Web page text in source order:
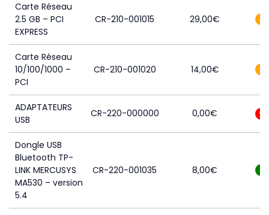
Carte Réseau
2.5 GB – PCI
EXPRESS
CR-210-001015 29,00€ 3
Carte Réseau
10/100/1000 –
PCI
CR-210-001020 14,00€
ADAPTATEURS
USB
CR-220-000000 0,00€ 0
Dongle USB
Bluetooth TP-
LINK MERCUSYS
MA530 – version
5.4
CR-220-001035 8,00€